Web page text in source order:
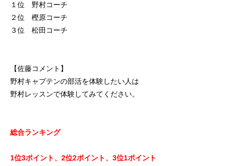
１位 野村コーチ
２位 樫原コーチ
３位 松田コーチ
【佐藤コメント】
野村キャプテンの部活を体験したい人は
野村レッスンで体験してみてください。
総合ランキング
1位3ポイント、2位2ポイント、3位1ポイント